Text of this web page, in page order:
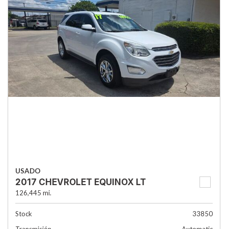
USADO
2017 CHEVROLET EQUINOX LT
126,445 mi.
Stock
33850